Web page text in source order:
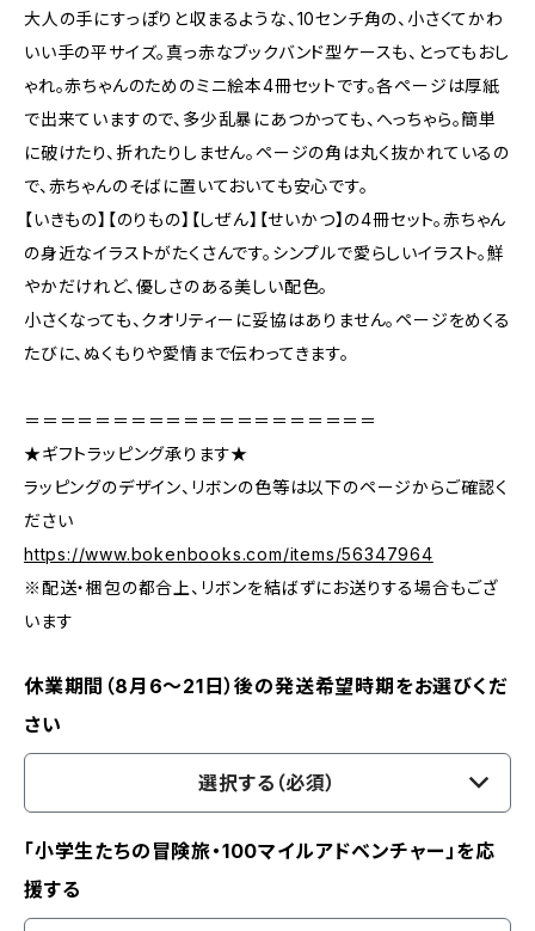
大人の手にすっぽりと収まるような、10センチ角の、小さくてかわ
いい手の平サイズ。真っ赤なブックバンド型ケースも、とってもおし
ゃれ。赤ちゃんのためのミニ絵本4冊セットです。各ページは厚紙
で出来ていますので、多少乱暴にあつかっても、へっちゃら。簡単
に破けたり、折れたりしません。ページの角は丸く抜かれているの
で、赤ちゃんのそばに置いておいても安心です。
【いきもの】【のりもの】【しぜん】【せいかつ】の4冊セット。赤ちゃん
の身近なイラストがたくさんです。シンプルで愛らしいイラスト。鮮
やかだけれど、優しさのある美しい配色。
小さくなっても、クオリティーに妥協はありません。ページをめくる
たびに、ぬくもりや愛情まで伝わってきます。
＝＝＝＝＝＝＝＝＝＝＝＝＝＝＝＝＝＝＝＝
★ギフトラッピング承ります★
ラッピングのデザイン、リボンの色等は以下のページからご確認く
ださい
https://www.bokenbooks.com/items/56347964
※配送・梱包の都合上、リボンを結ばずにお送りする場合もござ
います
休業期間（8月6〜21日）後の発送希望時期をお選びくだ
さい
選択する（必須）
「小学生たちの冒険旅・100マイルアドベンチャー」を応
援する